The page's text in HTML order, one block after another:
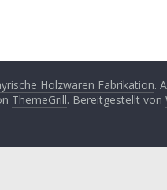
Holzwaren Fabrikation.
ThemeGrill. Bereitgestellt von